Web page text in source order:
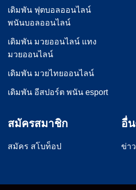
เดิมพัน ฟุตบอลออนไลน์
พนันบอลออนไลน์
เดิมพัน มวยออนไลน์ แทง
มวยออนไลน์
เดิมพัน มวยไทยออนไลน์
เดิมพัน อีสปอร์ต พนัน esport
สมัครสมาชิก
สมัคร สโบท็อป
อื่
ข่า